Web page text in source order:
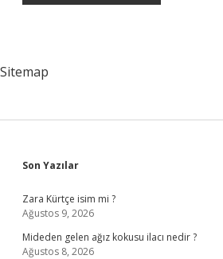
Sitemap
Sidebar
Son Yazılar
Zara Kürtçe isim mi ?
Ağustos 9, 2026
Mideden gelen ağız kokusu ilacı nedir ?
Ağustos 8, 2026